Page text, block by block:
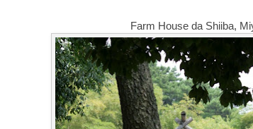
Farm House da Shiiba,